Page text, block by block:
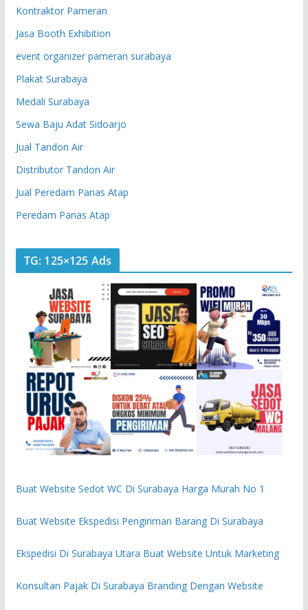
Kontraktor Pameran
Jasa Booth Exhibition
event organizer pameran surabaya
Plakat Surabaya
Medali Surabaya
Sewa Baju Adat Sidoarjo
Jual Tandon Air
Distributor Tandon Air
Jual Peredam Panas Atap
Peredam Panas Atap
TG: 125×125 Ads
Buat Website Sedot WC Di Surabaya Harga Murah No 1
Buat Website Ekspedisi Pengiriman Barang Di Surabaya
Ekspedisi Di Surabaya Utara Buat Website Untuk Marketing
Konsultan Pajak Di Surabaya Branding Dengan Website